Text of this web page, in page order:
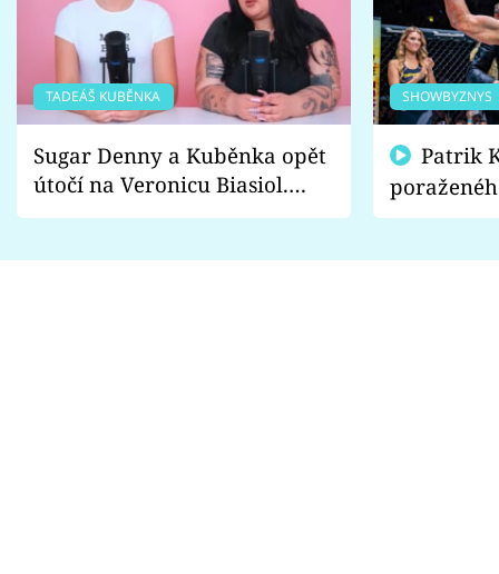
TADEÁŠ KUBĚNKA
Sugar Denny a Kuběnka opět
útočí na Veronicu Biasiol.
Proč je podle nich falešná a
SHOWBYZNYS
fanoušci